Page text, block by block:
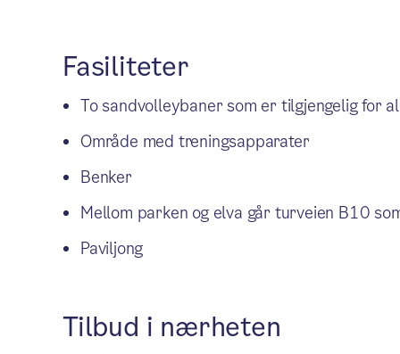
Fasiliteter
To sandvolleybaner som er tilgjengelig for
Område med treningsapparater
Benker
Mellom parken og elva går turveien B10
Paviljong
Tilbud i nærheten